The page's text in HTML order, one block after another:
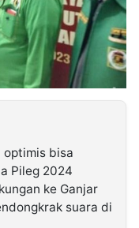
optimis bisa
Pileg 2024
ke Ganjar
suara di